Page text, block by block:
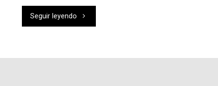
Seguir leyendo "Celebrar
vida